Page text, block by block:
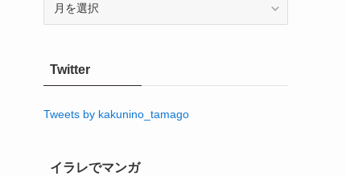
ブTwitter
Tweets by kakunino_tamago
イラレでマンガ